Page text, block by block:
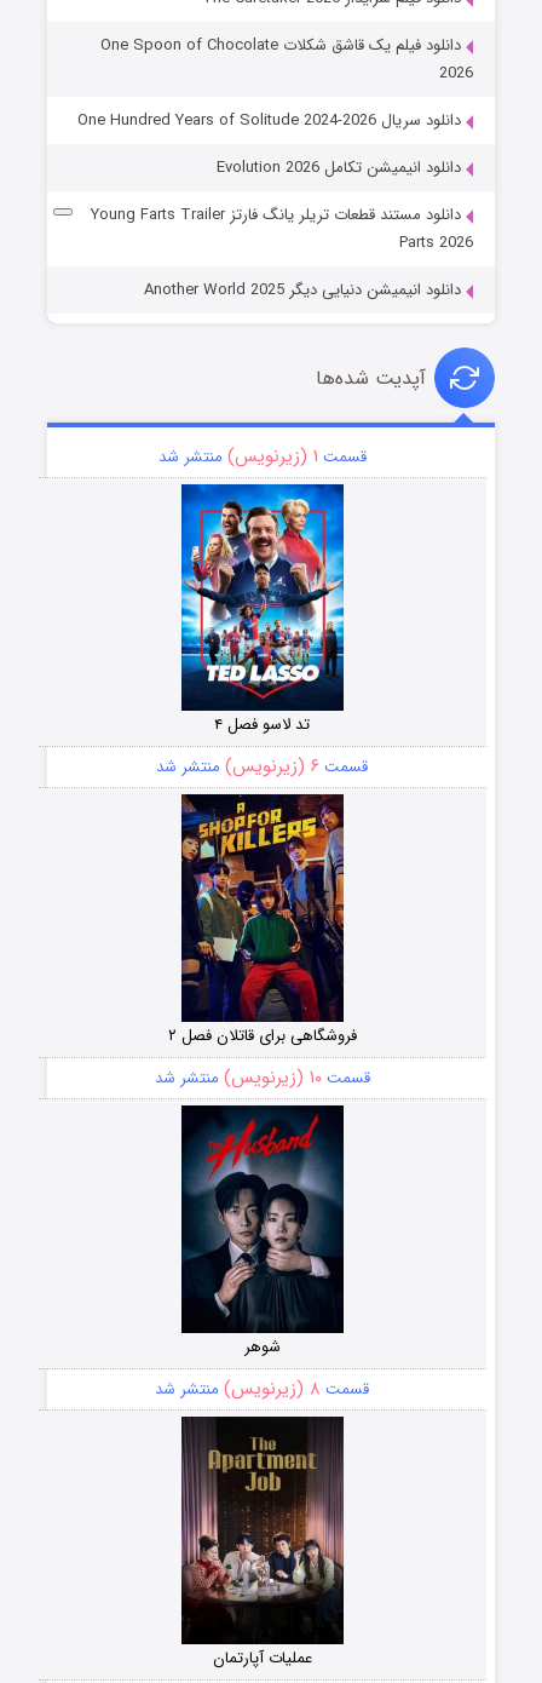
دانلود فیلم یک قاشق شکلات One Spoon of Chocolate
2026
دانلود سریال One Hundred Years of Solitude 2024-2026
دانلود انیمیشن تکامل Evolution 2026
دانلود مستند قطعات تریلر یانگ فارتز Young Farts Trailer
Parts 2026
دانلود انیمیشن دنیایی دیگر Another World 2025
آپدیت شده‌ها
قسمت ۱ (زیرنویس) منتشر شد
تد لاسو فصل ۴
قسمت ۶ (زیرنویس) منتشر شد
فروشگاهی برای قاتلان فصل ۲
قسمت۱۰ (زیرنویس) منتشر شد
شوهر
قسمت ۸ (زیرنویس) منتشر شد
عملیات آپارتمان